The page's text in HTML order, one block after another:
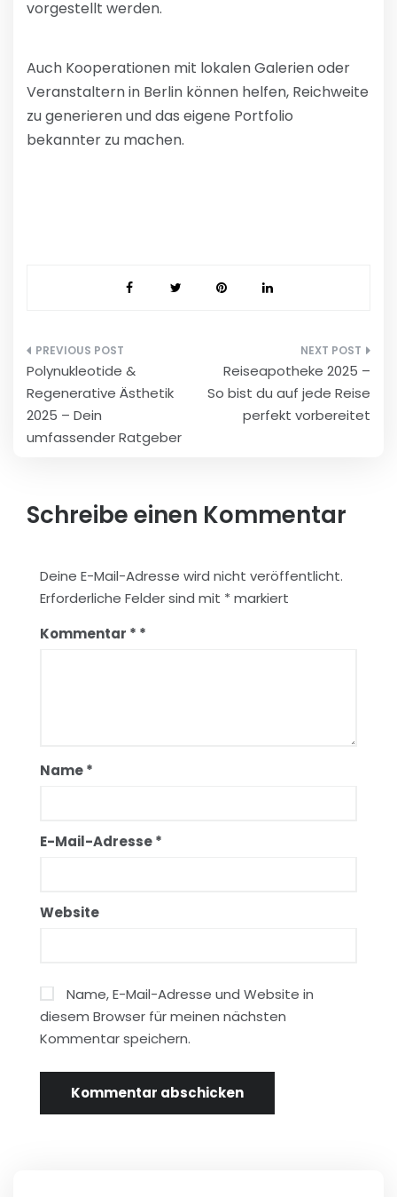
vorgestellt werden.
Auch Kooperationen mit lokalen Galerien oder
Veranstaltern in Berlin können helfen, Reichweite
zu generieren und das eigene Portfolio
bekannter zu machen.
Beitragsnavigation
Polynukleotide &
Regenerative Ästhetik
2025 – Dein
umfassender Ratgeber
Reiseapotheke 2025 –
So bist du auf jede Reise
perfekt vorbereitet
Schreibe einen Kommentar
Deine E-Mail-Adresse wird nicht veröffentlicht.
Erforderliche Felder sind mit * markiert
Kommentar *
Name*
E-Mail-Adresse*
Website
Name, E-Mail-Adresse und Website in
diesem Browser für meinen nächsten
Kommentar speichern.